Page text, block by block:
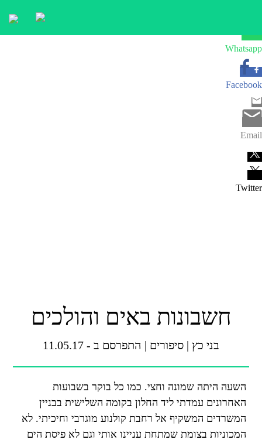
Whatsapp
Facebook
Email
Twitter
חשבונות באים והולכים
בני כץ | סיפורים | התפרסם ב - 11.05.17
השעה היתה שמונה וחצי. כמו כל בוקר בשבועות
האחרונים עמדתי ליד החלון בקומה השלישית בבניין
המשרדים המשקיף אל רחבת קולנוע מוגרבי וחיכיתי. לא
המכוניות בצומת שמתחת עניינו אותי וגם לא פיסת הים